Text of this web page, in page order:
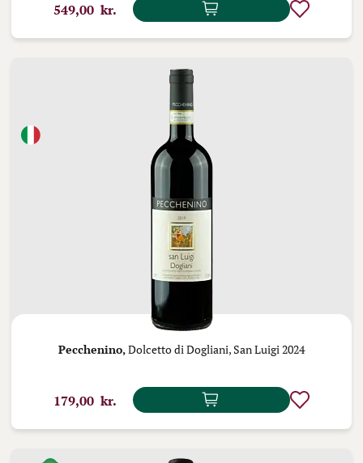
549,00 kr.
Pecchenino, Dolcetto di Dogliani, San Luigi 2024
179,00 kr.